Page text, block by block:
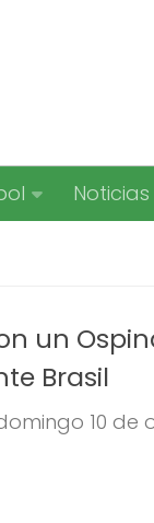
Noticias
un
Brasil
10